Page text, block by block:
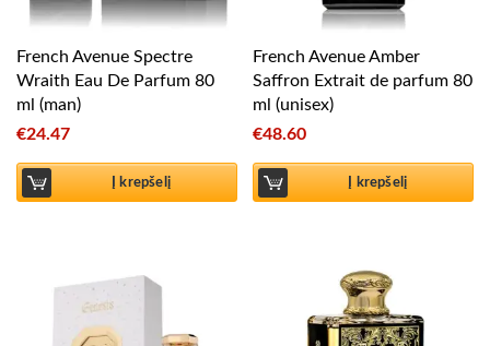
French Avenue Spectre
Wraith Eau De Parfum 80
ml (man)
€24.47
Į krepšelį
French Avenue Amber
Saffron Extrait de parfum 80
ml (unisex)
€48.60
Į krepšelį